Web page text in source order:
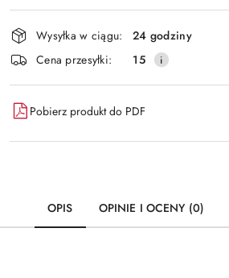
Wyślij
Dostępność
i
dostawa
Wysyłka w ciągu:
24 godziny
Cena przesyłki:
15
Pobierz produkt do PDF
OPIS OPINIE I OCENY (0)